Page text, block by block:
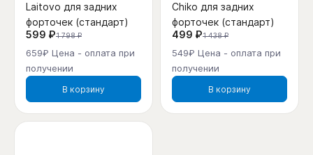
Laitovo для задних
форточек (стандарт)
599 ₽1 798 ₽
659₽ Цена - оплата при
получении
В корзину
Chiko для задних
форточек (стандарт)
499 ₽1 438 ₽
549₽ Цена - оплата при
получении
В корзину